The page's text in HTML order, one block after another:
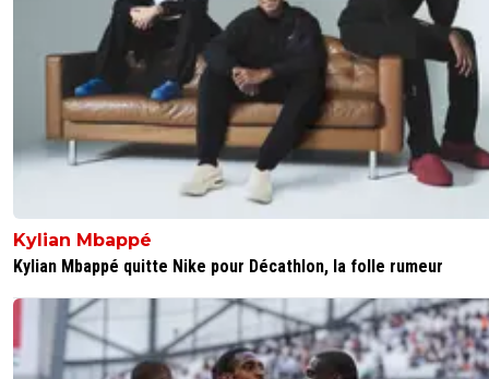
Kylian Mbappé
Kylian Mbappé quitte Nike pour Décathlon, la folle rumeur